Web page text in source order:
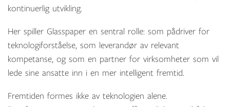
kontinuerlig utvikling.
Her spiller Glasspaper en sentral rolle: som pådriver for
teknologi­forståelse, som leverandør av relevant
kompetanse, og som en partner for virksomheter som vil
lede sine ansatte inn i en mer intelligent fremtid.
Fremtiden formes ikke av teknologien alene.